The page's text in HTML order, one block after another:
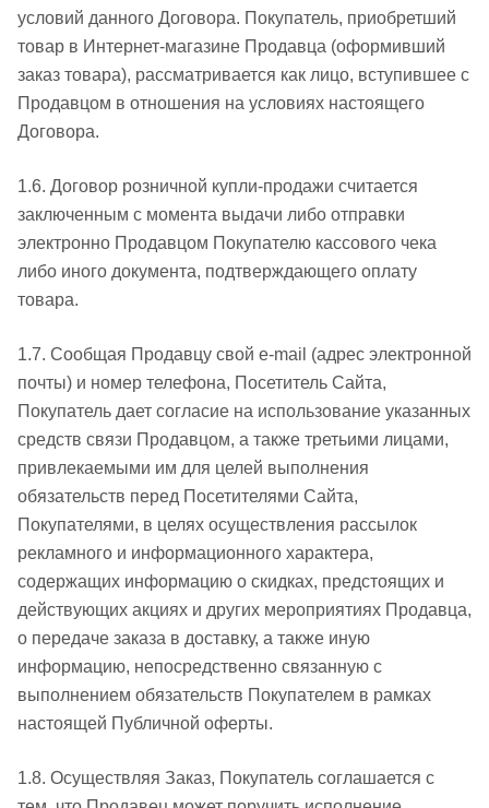
условий данного Договора. Покупатель, приобретший
товар в Интернет-магазине Продавца (оформивший
заказ товара), рассматривается как лицо, вступившее с
Продавцом в отношения на условиях настоящего
Договора.
1.6. Договор розничной купли-продажи считается
заключенным с момента выдачи либо отправки
электронно Продавцом Покупателю кассового чека
либо иного документа, подтверждающего оплату
товара.
1.7. Сообщая Продавцу свой e-mail (адрес электронной
почты) и номер телефона, Посетитель Сайта,
Покупатель дает согласие на использование указанных
средств связи Продавцом, а также третьими лицами,
привлекаемыми им для целей выполнения
обязательств перед Посетителями Сайта,
Покупателями, в целях осуществления рассылок
рекламного и информационного характера,
содержащих информацию о скидках, предстоящих и
действующих акциях и других мероприятиях Продавца,
о передаче заказа в доставку, а также иную
информацию, непосредственно связанную с
выполнением обязательств Покупателем в рамках
настоящей Публичной оферты.
1.8. Осуществляя Заказ, Покупатель соглашается с